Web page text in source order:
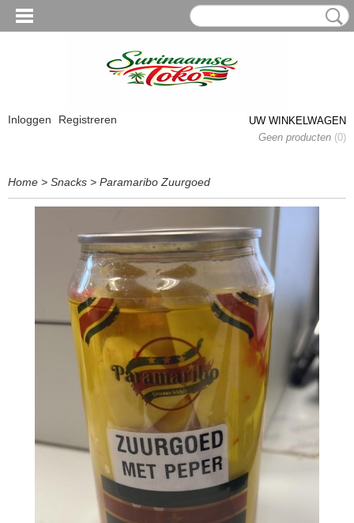
Inloggen Registreren
UW WINKELWAGEN
Geen producten (0)
Home > Snacks > Paramaribo Zuurgoed